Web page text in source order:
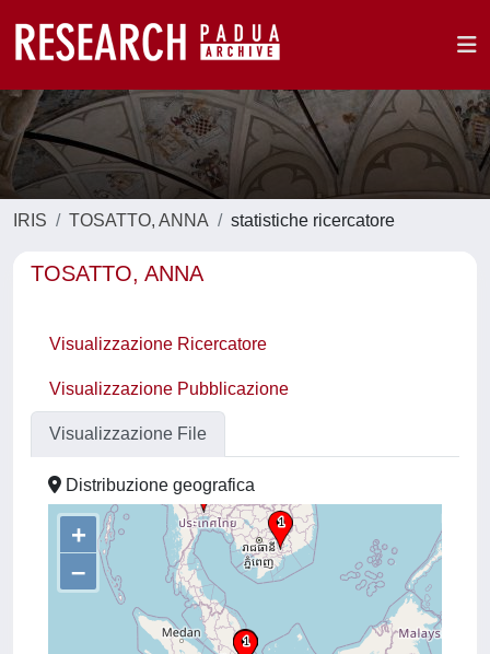
IRIS TOSATTO, ANNA statistiche ricercatore
TOSATTO, ANNA
Visualizzazione Ricercatore
Visualizzazione Pubblicazione
Visualizzazione File
Distribuzione geografica
+
–